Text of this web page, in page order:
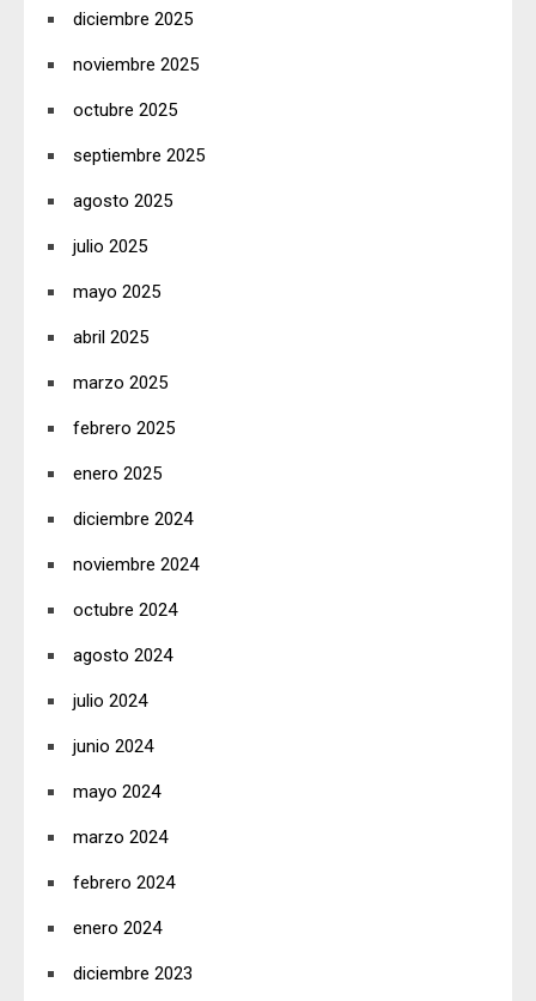
diciembre 2025
noviembre 2025
octubre 2025
septiembre 2025
agosto 2025
julio 2025
mayo 2025
abril 2025
marzo 2025
febrero 2025
enero 2025
diciembre 2024
noviembre 2024
octubre 2024
agosto 2024
julio 2024
junio 2024
mayo 2024
marzo 2024
febrero 2024
enero 2024
diciembre 2023